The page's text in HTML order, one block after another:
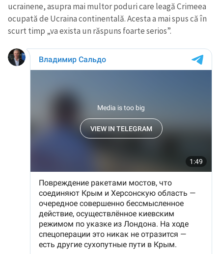
ucrainene, asupra mai multor poduri care leagă Crimeea
ocupată de Ucraina continentală. Acesta a mai spus că în
scurt timp „va exista un răspuns foarte serios”.